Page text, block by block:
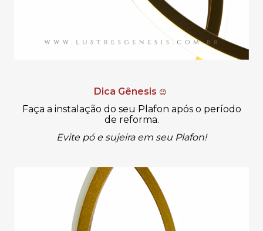
Dica Gênesis 😉
Faça a instalação do seu Plafon após o período
de reforma.
Evite pó e sujeira em seu Plafon!